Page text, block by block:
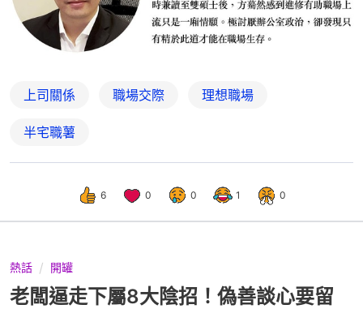
上司關係 職場交際 理想職場
半宅職薯
6 0 0 1 0
熱話 開罐
老闆逼走下屬8大陰招！偽善談心要留